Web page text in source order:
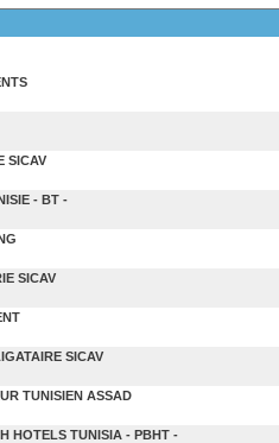
SICAV
- BT -
SICAV
SICAV
TUNISIEN ASSAD
HOTELS TUNISIA - PBHT -